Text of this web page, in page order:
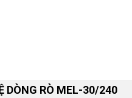
DÒNG RÒ MEL-30/240